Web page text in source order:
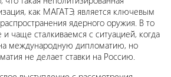
как МАГАТЭ, является ключевым
ядерного оружия. В то
чаще сталкиваемся с ситуацией, когда
международную дипломатию, но
не делает ставки на Россию.